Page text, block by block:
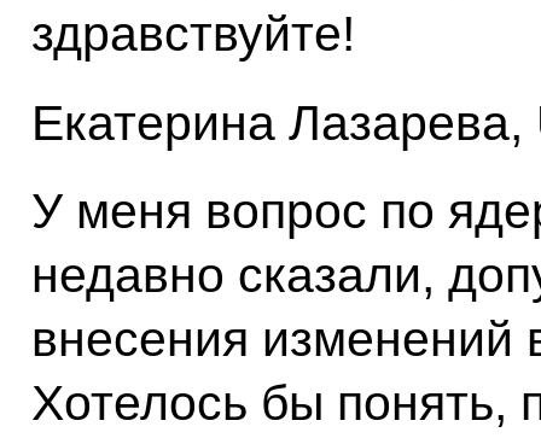
здравствуйте!
Екатерина Лазарева,
У меня вопрос по
недавно сказали,
внесения изменений
Хотелось бы понять,